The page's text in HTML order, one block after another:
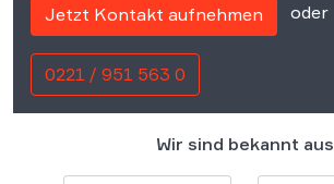
Jetzt Kontakt aufnehmen oder
0221 / 951 563 0
Wir sind bekannt aus